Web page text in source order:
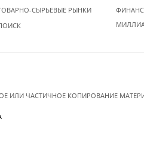
СЫРЬЕВЫЕ РЫНКИ
ИЛИ ЧАСТИЧНОЕ КОПИРОВАНИЕ